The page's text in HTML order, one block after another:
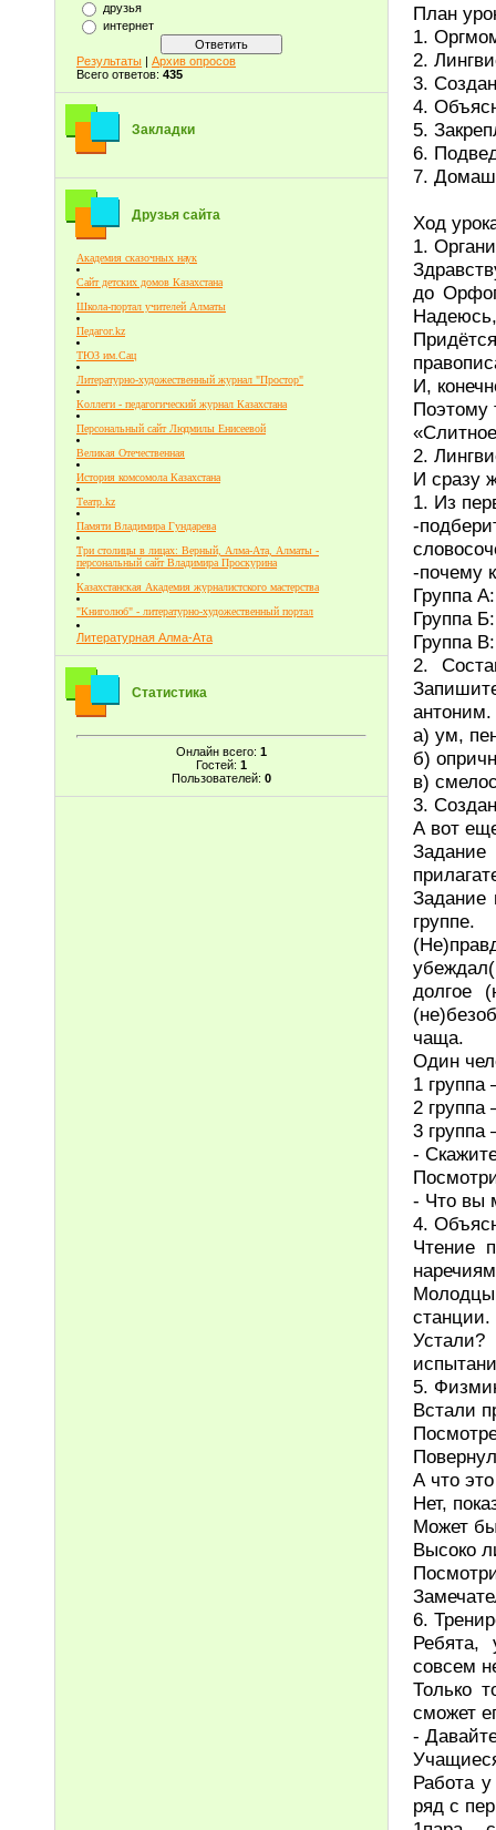
друзья
интернет
Результаты | Архив опросов
Всего ответов: 435
Закладки
Друзья сайта
Академия сказочных наук
Сайт детских домов Казахстана
Школа-портал учителей Алматы
Педагог.kz
ТЮЗ им.Сац
Литературно-художественный журнал "Простор"
Коллеги - педагогический журнал Казахстана
Персональный сайт Людмилы Енисеевой
Великая Отечественная
История комсомола Казахстана
Театр.kz
Памяти Владимира Гундарева
Три столицы в лицах: Верный, Алма-Ата, Алматы -
персональный сайт Владимира Проскурина
Казахстанская Академия журналистского мастерства
"Книголюб" - литературно-художественный портал
Литературная Алма-Ата
Статистика
Онлайн всего: 1
Гостей: 1
Пользователей: 0
План
1.
2.
3.
4.
5.
6.
7.
Ход
1.
до
И,
Поэтому
2.
И сразу
1. Из
-
-почему
Группа
Группа
Группа
2.
антоним.
а) ум,
б)
в)
3.
А вот
Задание
группе.
долгое
чаща.
Один
1
2
3
-
- Что вы
4.
Чтение
станции.
5.
Встали
А что
Нет,
Может
Высоко
6.
Ребята,
совсем
Только
сможет
-
Работа
ряд с